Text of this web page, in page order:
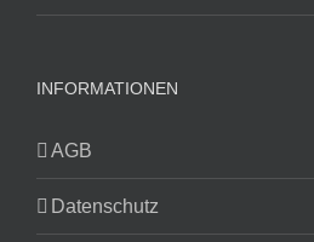
INFORMATIONEN
AGB
Datenschutz